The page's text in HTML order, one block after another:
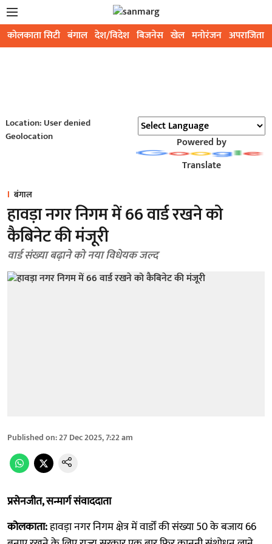
कोलकाता सिटी बंगाल देश/विदेश बिजनेस खेल मनोरंजन अपराजिता
Location: User denied
Geolocation
Powered by
Translate
बंगाल
हावड़ा नगर निगम में 66 वार्ड रखने को
कैबिनेट की मंजूरी
वार्ड संख्या बढ़ाने को नया विधेयक जल्द
Published on:27 Dec 2025, 7:22 am
प्रसेनजीत, सन्मार्ग संवाददाता
कोलकाता:हावड़ा नगर निगम क्षेत्र में वार्डों की संख्या 50 के बजाय 66